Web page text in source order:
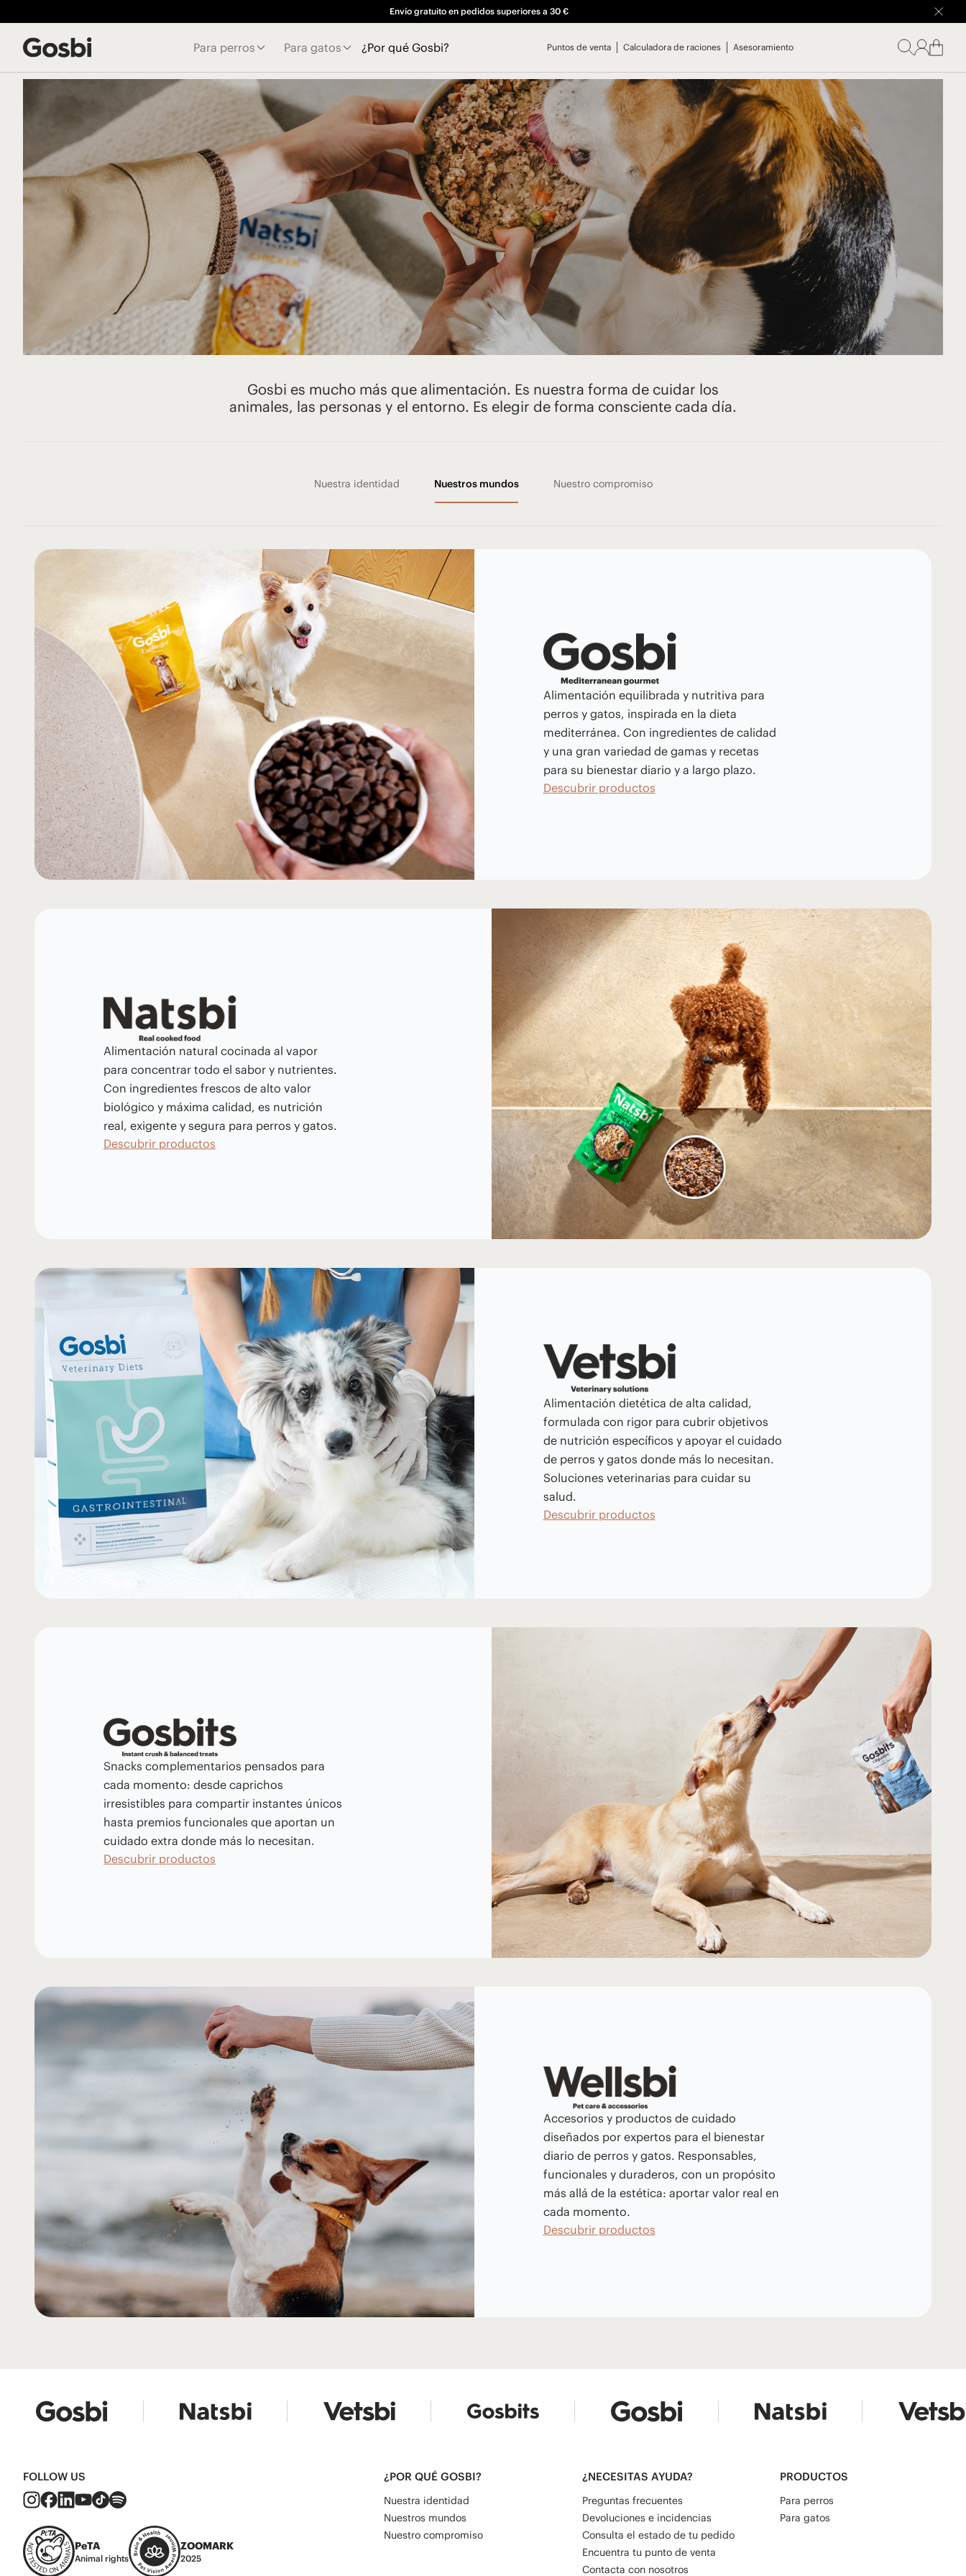
Envío gratuito en pedidos superiores a 30 €
Para perros Para gatos ¿Por qué Gosbi? Puntos de venta Calculadora de raciones Asesoramiento
¿Por qué Gosbi?Gosbi es mucho más que alimentación. Es nuestra forma de cuidar los
animales, las personas y el entorno. Es elegir de forma consciente cada día.
Nuestra identidad Nuestros mundos Nuestro compromiso
¿Por qué gosbi? Nuestros mundos
Alimentación equilibrada y nutritiva para
perros y gatos, inspirada en la dieta
mediterránea. Con ingredientes de calidad
y una gran variedad de gamas y recetas
para su bienestar diario y a largo plazo.
Descubrir productos
Alimentación natural cocinada al vapor
para concentrar todo el sabor y nutrientes.
Con ingredientes frescos de alto valor
biológico y máxima calidad, es nutrición
real, exigente y segura para perros y gatos.
Descubrir productos
Alimentación dietética de alta calidad,
formulada con rigor para cubrir objetivos
de nutrición específicos y apoyar el cuidado
de perros y gatos donde más lo necesitan.
Soluciones veterinarias para cuidar su
salud.
Descubrir productos
Snacks complementarios pensados para
cada momento: desde caprichos
irresistibles para compartir instantes únicos
hasta premios funcionales que aportan un
cuidado extra donde más lo necesitan.
Descubrir productos
Accesorios y productos de cuidado
diseñados por expertos para el bienestar
diario de perros y gatos. Responsables,
funcionales y duraderos, con un propósito
más allá de la estética: aportar valor real en
cada momento.
Descubrir productos
FOLLOW US
PeTA
Animal rights
ZOOMARK
2025
¿POR QUÉ GOSBI?
Nuestra identidad
Nuestros mundos
Nuestro compromiso
¿NECESITAS AYUDA?
Preguntas frecuentes
Devoluciones e incidencias
Consulta el estado de tu pedido
Encuentra tu punto de venta
Contacta con nosotros
PRODUCTOS
Para perros
Para gatos